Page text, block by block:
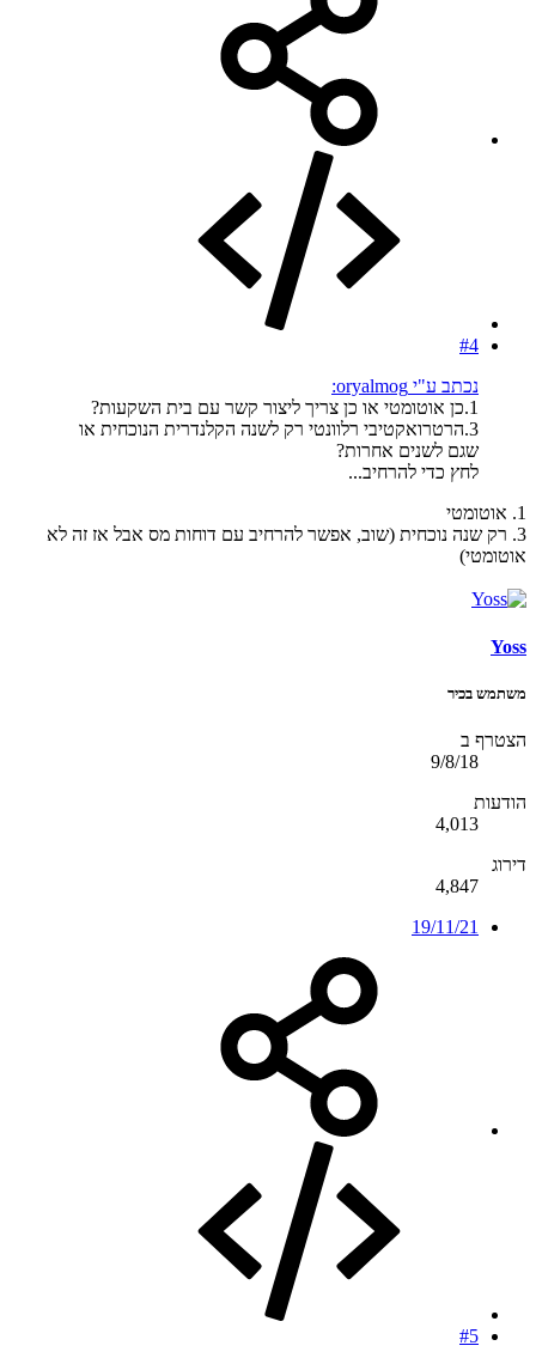
#4
נכתב ע"י oryalmog:
1.כן אוטומטי או כן צריך ליצור קשר עם בית השקעות?
3.הרטרואקטיבי רלוונטי רק לשנה הקלנדרית הנוכחית או
שגם לשנים אחרות?
לחץ כדי להרחיב...
1. אוטומטי
3. רק שנה נוכחית (שוב, אפשר להרחיב עם דוחות מס אבל אז זה לא
אוטומטי)
Yoss
משתמש בכיר
הצטרף ב
9/8/18
הודעות
4,013
דירוג
4,847
19/11/21
#5